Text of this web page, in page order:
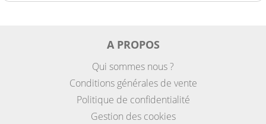
A PROPOS
Qui sommes nous ?
Conditions générales de vente
Politique de confidentialité
Gestion des cookies